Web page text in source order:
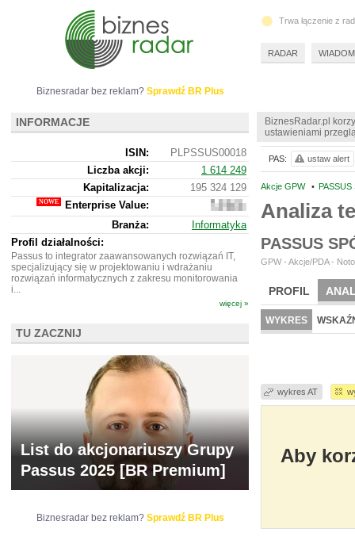
BiznesRadar.pl
ustawieniami
Akcje GPW • PASSUS
Analiza
PASSUS
GPW - Akcje/PDA -
PROFIL
BR LAB
WYKRES
wykres AT
Aby
PAS: ustaw alert
Biznesradar bez reklam? Sprawdź BR Plus
INFORMACJE
ISIN:
PLPSSUS00018
Liczba akcji:
1 614 249
Kapitalizacja:
195 324 129
Enterprise Value:
192
423
129
Branża:
Informatyka
Profil działalności:
Passus to integrator zaawansowanych rozwiązań IT,
specjalizujący się w projektowaniu i wdrażaniu
rozwiązań informatycznych z zakresu monitorowania
i...
więcej »
TU ZACZNIJ
List do akcjonariuszy Grupy
Passus 2025 [BR Premium]
Biznesradar bez reklam? Sprawdź BR Plus
Trwa łączenie z
RADAR